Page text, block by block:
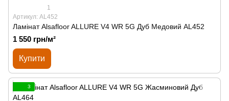
1
Артикул: AL452
Ламінат Alsafloor ALLURE V4 WR 5G Дуб Медовий AL452
1 550 грн/м²
Купити
3